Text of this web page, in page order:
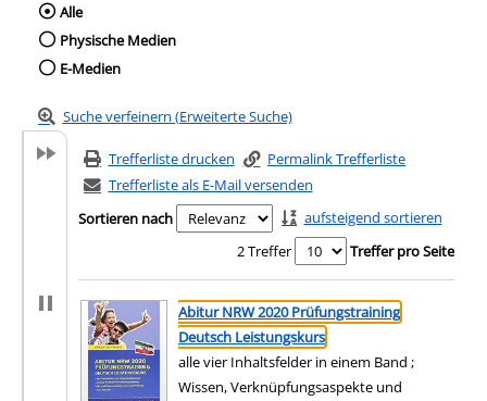
Wählen Sie die Medienart nach der Sie
Alle
Physische Medien
E-Medien
Suche verfeinern (Erweiterte Suche)
Trefferliste drucken
Permalink Trefferliste
Trefferliste als E-Mail versenden
Sortieren nach
aufsteigend sortieren
2 Treffer
Treffer pro Seite
Suchergebnis
Zu den Suchfiltern springen
Abitur NRW 2020 Prüfungstraining
Deutsch Leistungskurs
alle vier Inhaltsfelder in einem Band ;
Wissen, Verknüpfungsaspekte und